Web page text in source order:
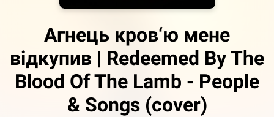
Агнець кров‘ю мене
відкупив | Redeemed By The
Blood Of The Lamb - People
& Songs (cover)